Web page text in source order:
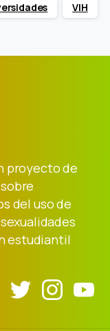
VIH
proyecto de
del uso de
estudiantil